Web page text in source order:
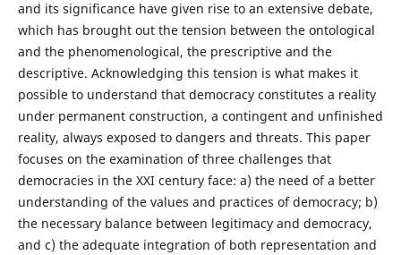
and its significance have given rise to an extensive debate,
which has brought out the tension between the ontological
and the phenomenological, the prescriptive and the
descriptive. Acknowledging this tension is what makes it
possible to understand that democracy constitutes a reality
under permanent construction, a contingent and unfinished
reality, always exposed to dangers and threats. This paper
focuses on the examination of three challenges that
democracies in the XXI century face: a) the need of a better
understanding of the values and practices of democracy; b)
the necessary balance between legitimacy and democracy,
and c) the adequate integration of both representation and